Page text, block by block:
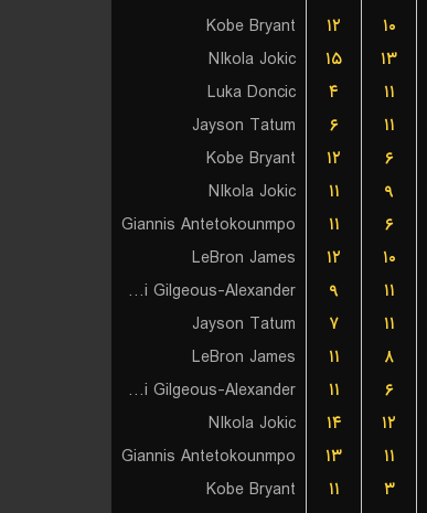
Kobe Bryant
۱۲ ۱۰
NIkola Jokic
۱۵ ۱۳
Luka Doncic
۴ ۱۱
Jayson Tatum
۶ ۱۱
Kobe Bryant
۱۲ ۶
NIkola Jokic
۱۱ ۹
Giannis Antetokounmpo
۱۱ ۶
LeBron James
۱۲ ۱۰
Shai Gilgeous-Alexander
۹ ۱۱
Jayson Tatum
۷ ۱۱
LeBron James
۱۱ ۸
Shai Gilgeous-Alexander
۱۱ ۶
NIkola Jokic
۱۴ ۱۲
Giannis Antetokounmpo
۱۳ ۱۱
Kobe Bryant
۱۱ ۳